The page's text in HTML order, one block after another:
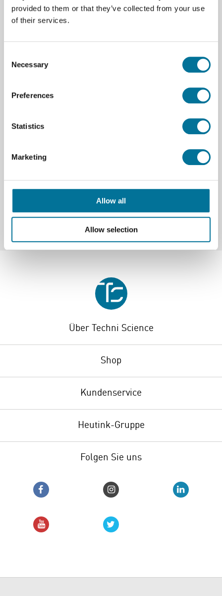
provided to them or that they’ve collected from your use
of their services.
Selection
Necessary
Preferences
Statistics
Marketing
Allow all
Allow selection
Beschreibung
MASS)
Spezifikationen
Marke Vernier
Über Techni Science
Shop
Kundenservice
Heutink-Gruppe
Folgen Sie uns